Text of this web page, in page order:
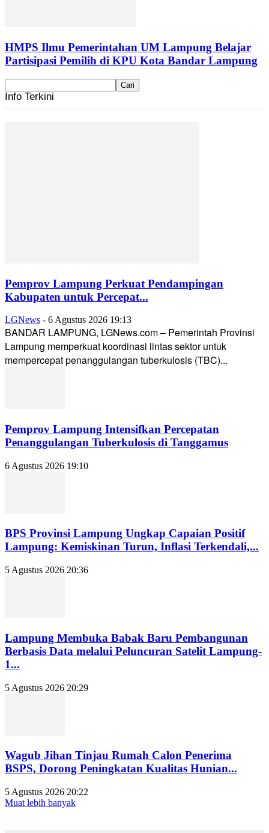
HMPS Ilmu Pemerintahan UM Lampung Belajar
Partisipasi Pemilih di KPU Kota Bandar Lampung
Info Terkini
Pemprov Lampung Perkuat Pendampingan
Kabupaten untuk Percepat...
LGNews - 6 Agustus 2026 19:13
BANDAR LAMPUNG, LGNews.com – Pemerintah Provinsi
Lampung memperkuat koordinasi lintas sektor untuk
mempercepat penanggulangan tuberkulosis (TBC)...
Pemprov Lampung Intensifkan Percepatan
Penanggulangan Tuberkulosis di Tanggamus
6 Agustus 2026 19:10
BPS Provinsi Lampung Ungkap Capaian Positif
Lampung: Kemiskinan Turun, Inflasi Terkendali,...
5 Agustus 2026 20:36
Lampung Membuka Babak Baru Pembangunan
Berbasis Data melalui Peluncuran Satelit Lampung-
1...
5 Agustus 2026 20:29
Wagub Jihan Tinjau Rumah Calon Penerima
BSPS, Dorong Peningkatan Kualitas Hunian...
5 Agustus 2026 20:22
Muat lebih banyak